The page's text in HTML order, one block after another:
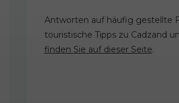
Antworten auf häufig gestellte
touristische Tipps zu Cadzand
finden Sie auf dieser Seite.